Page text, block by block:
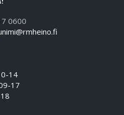
0600
14
17